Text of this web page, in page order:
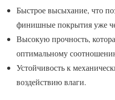
Быстрое высыхание, что
финишные покрытия уже
Высокую прочность,
оптимальному
Устойчивость к
воздействию влаги.